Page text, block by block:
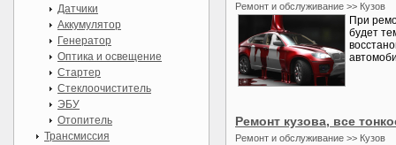
Ремонт и обслуживание >> Кузов
При
будет
Ремонт кузова, все
Ремонт и обслуживание >> Кузов
Датчики
Аккумулятор
Генератор
Оптика и освещение
Стартер
Стеклоочиститель
ЭБУ
Отопитель
Трансмиссия